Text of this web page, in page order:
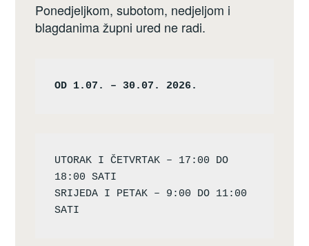
Ponedjeljkom, subotom, nedjeljom i
blagdanima župni ured ne radi.
OD 1.07. – 30.07. 2026.
UTORAK I ČETVRTAK – 17:00 DO
18:00 SATI
SRIJEDA I PETAK – 9:00 DO 11:00